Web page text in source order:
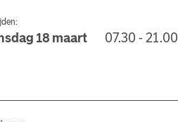
18 maart 07.30 - 21.00